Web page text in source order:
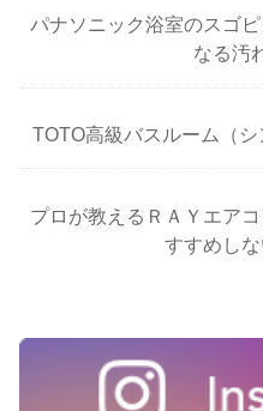
パナソニック浴室のスゴ
なる汚
TOTO高級バスルーム（
プロが教えるＲＡＹエア
すすめし